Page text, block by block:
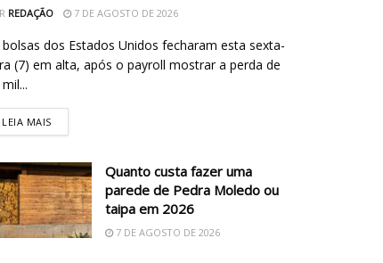
REDAÇÃO 7 DE AGOSTO DE 2026
bolsas dos Estados Unidos fecharam esta sexta-
(7) em alta, após o payroll mostrar a perda de
LEIA MAIS
Quanto custa fazer uma
parede de Pedra Moledo ou
taipa em 2026
7 DE AGOSTO DE 2026